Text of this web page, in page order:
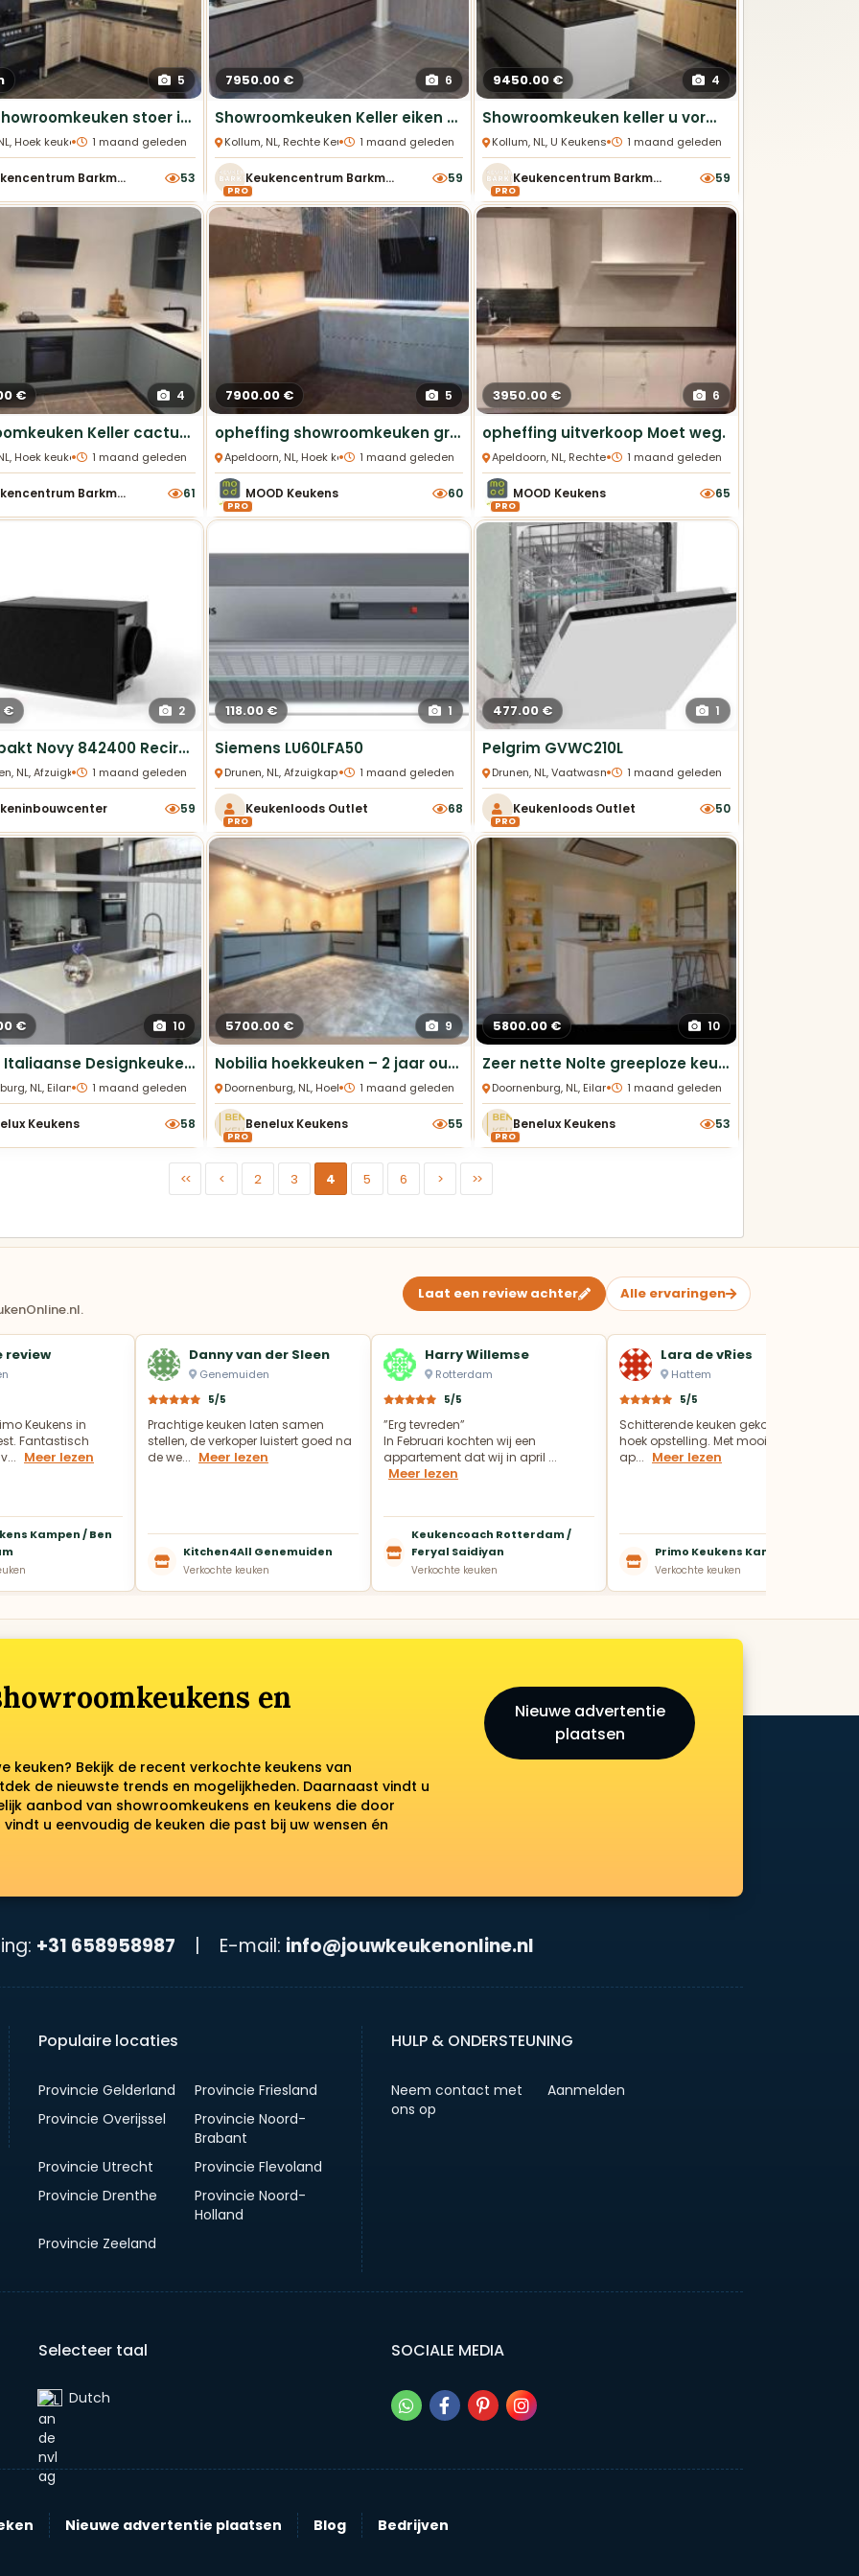
5
Keller showroomkeuken stoer inclusief fornuis
Hoek keukens
• 1 maand geleden
Keukencentrum Barkmeijer 53
7950.00 € 6
Showroomkeuken Keller eiken met dekton blad
Kollum, NL, Rechte Keukens
• 1 maand geleden
PRO
Keukencentrum Barkmeijer 59
9450.00 € 4
Showroomkeuken keller u vorm met luxe Bosch apparatuur
Kollum, NL, U Keukens• 1 maand geleden
PRO
Keukencentrum Barkmeijer 59
€ 4
Showroomkeuken Keller cactus Groen zeer compleet
Hoek keukens
• 1 maand geleden
Keukencentrum Barkmeijer 61
7900.00 € 5
opheffing showroomkeuken greeploos. van €24000 voor €7900,=
Apeldoorn, NL, Hoek keukens
• 1 maand geleden
PRO
MOOD Keukens 60
3950.00 € 6
opheffing uitverkoop Moet weg.
Apeldoorn, NL, Rechte Keukens
• 1 maand geleden
PRO
MOOD Keukens 65
€ 2
Herverpakt Novy 842400 Recirculatiebox zwart met monoblock
NL, Afzuigkappen
• 1 maand geleden
59
118.00 € 1
Siemens LU60LFA50
Drunen, NL, Afzuigkappen
• 1 maand geleden
PRO
Keukenloods Outlet 68
477.00 € 1
Pelgrim GVWC210L
Drunen, NL, Vaatwasmachines
• 1 maand geleden
PRO
Keukenloods Outlet 50
€ 10
Lippert Italiaanse Designkeuken met Kookeiland
NL, Eiland Keukens
• 1 maand geleden
Keukens 58
5700.00 € 9
Nobilia hoekkeuken – 2 jaar oud, Antraciet grijs
Doornenburg, NL, Hoek Keukens
• 1 maand geleden
PRO
Benelux Keukens 55
5800.00 € 10
Zeer nette Nolte greeploze keuken in hoogglans
Doornenburg, NL, Eiland Keukens
• 1 maand geleden
PRO
Benelux Keukens 53
<< < 2 3 4 5 6 > >>
Laat een review achter Alle ervaringen
review
Keukens in
Fantastisch
Meer lezen
Kampen / Ben
Danny van der Sleen
Genemuiden
5/5
Prachtige keuken laten samen
stellen, de verkoper luistert goed na
de we... Meer lezen
Kitchen4All Genemuiden
Verkochte keuken
Harry Willemse
Rotterdam
5/5
”Erg tevreden”
In Februari kochten wij een
appartement dat wij in april ...
Meer lezen
Keukencoach Rotterdam /
Feryal Saidiyan
Verkochte keuken
Lara de vRies
Hattem
5/5
Schitterende keuken gekocht in een
hoek opstelling. Met mooie Pelgrim
ap... Meer lezen
Primo Keukens Kampen
Verkochte keuken
en
keuken? Bekijk de recent verkochte keukens van
de nieuwste trends en mogelijkheden. Daarnaast vindt u
aanbod van showroomkeukens en keukens die door
u eenvoudig de keuken die past bij uw wensen én
Nieuwe advertentie
plaatsen
+31 658958987 E-mail: info@jouwkeukenonline.nl
Populaire locaties
Provincie Gelderland
Provincie Friesland
Provincie Overijssel
Provincie Noord-
Brabant
Provincie Utrecht
Provincie Flevoland
Provincie Drenthe
Provincie Noord-
Holland
Provincie Zeeland
HULP & ONDERSTEUNING
Neem contact met
ons op
Aanmelden
Selecteer taal
Dutch‎
SOCIALE MEDIA
Nieuwe advertentie plaatsen Blog Bedrijven